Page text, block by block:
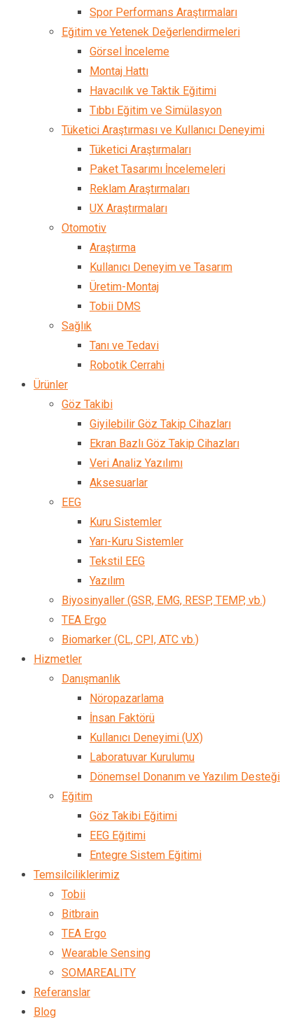
Spor Performans Araştırmaları
Eğitim ve Yetenek Değerlendirmeleri
Görsel İnceleme
Montaj Hattı
Havacılık ve Taktik Eğitimi
Tıbbı Eğitim ve Simülasyon
Tüketici Araştırması ve Kullanıcı Deneyimi
Tüketici Araştırmaları
Paket Tasarımı İncelemeleri
Reklam Araştırmaları
UX Araştırmaları
Otomotiv
Araştırma
Kullanıcı Deneyim ve Tasarım
Üretim-Montaj
Tobii DMS
Sağlık
Tanı ve Tedavi
Robotik Cerrahi
Ürünler
Göz Takibi
Giyilebilir Göz Takip Cihazları
Ekran Bazlı Göz Takip Cihazları
Veri Analiz Yazılımı
Aksesuarlar
EEG
Kuru Sistemler
Yarı-Kuru Sistemler
Tekstil EEG
Yazılım
Biyosinyaller (GSR, EMG, RESP, TEMP, vb.)
TEA Ergo
Biomarker (CL, CPI, ATC vb.)
Hizmetler
Danışmanlık
Nöropazarlama
İnsan Faktörü
Kullanıcı Deneyimi (UX)
Laboratuvar Kurulumu
Dönemsel Donanım ve Yazılım Desteği
Eğitim
Göz Takibi Eğitimi
EEG Eğitimi
Entegre Sistem Eğitimi
Temsilciliklerimiz
Tobii
Bitbrain
TEA Ergo
Wearable Sensing
SOMAREALITY
Referanslar
Blog